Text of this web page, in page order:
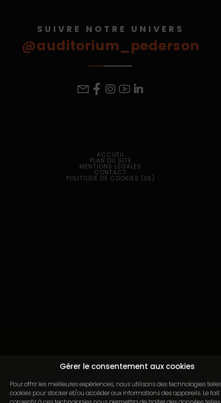
Gérer le consentement aux cookies
Pour offrir les meilleures expériences, nous utilisons des technologies
cookies pour stocker et/ou accéder aux informations des appareils. Le fait
SUIVRE NOTRE UNIVERS
@auditorium_pederson
ACCUEIL
PLAN DU SITE
MENTIONS LÉGALES
CONTACT
POLITIQUE DE COOKIES (UE)